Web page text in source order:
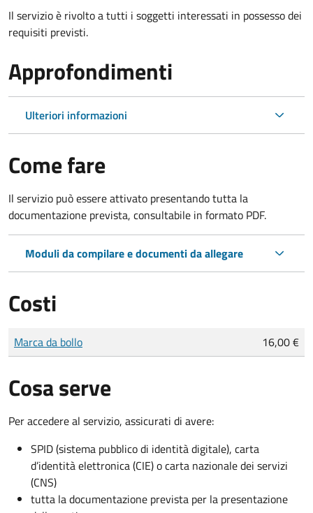
Il servizio è rivolto a tutti i soggetti interessati in possesso dei
requisiti previsti.
Approfondimenti
Ulteriori informazioni
Come fare
Il servizio può essere attivato presentando tutta la
documentazione prevista, consultabile in formato PDF.
Moduli da compilare e documenti da allegare
Costi
Tipo di pagamento
Importo
Marca da bollo 16,00 €
Cosa serve
Per accedere al servizio, assicurati di avere:
SPID (sistema pubblico di identità digitale), carta
d’identità elettronica (CIE) o carta nazionale dei servizi
(CNS)
tutta la documentazione prevista per la presentazione